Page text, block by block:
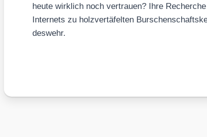
heu­te wirk­lich noch ver­trau­en? Ihre
Inter­nets zu holz­ver­tä­fel­ten
des­wehr.